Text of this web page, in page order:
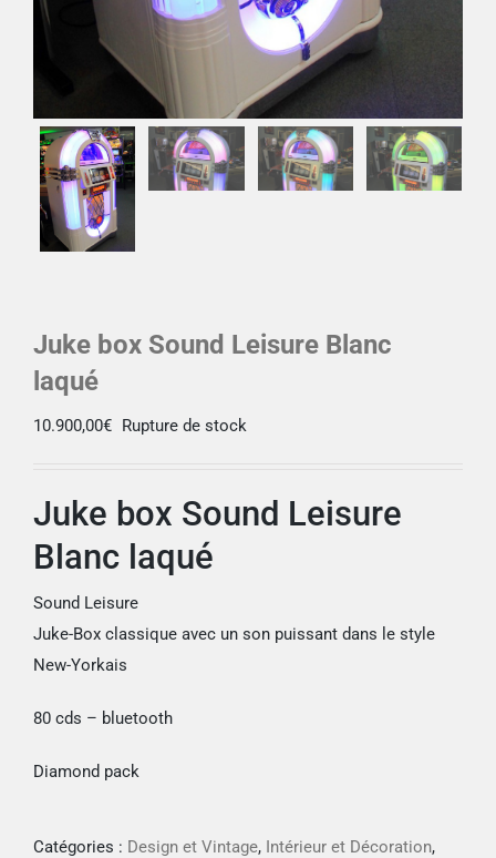
Singularités
Juke box Sound Leisure Blanc
laqué
10.900,00€ Rupture de stock
Juke box Sound Leisure
Blanc laqué
Sound Leisure
Juke-Box classique avec un son puissant dans le style
New-Yorkais
80 cds – bluetooth
Diamond pack
Catégories : Design et Vintage, Intérieur et Décoration,